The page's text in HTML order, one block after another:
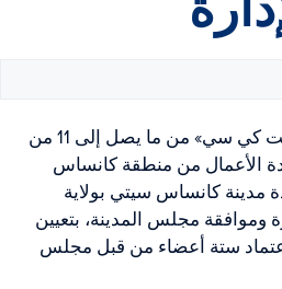
يتألف مجلس إدارة «فيزيت كي سي» من ما يصل إلى 11 من
الأعمال من منطقة كانساس
مدينة كانساس سيتي بولاية
مجلس المدينة، بتعيين
ستة أعضاء من قبل مجلس